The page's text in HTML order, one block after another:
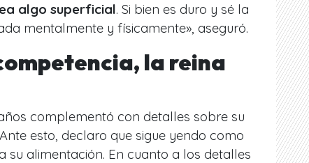
algo superficial. Si bien es duro y sé la
mentalmente y físicamente», aseguró.
la reina
complementó con detalles sobre su
esto, declaro que sigue yendo como
su alimentación. En cuanto a los detalles